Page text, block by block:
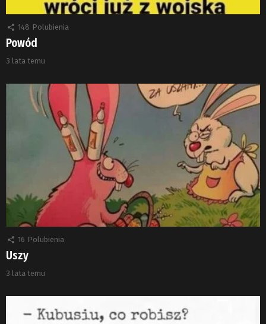
148 Polubienia
Powód
3 lata temu
16 Polubienia
Uszy
3 lata temu